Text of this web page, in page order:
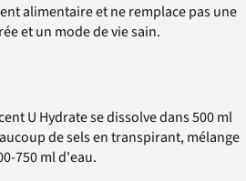
alimentaire et ne remplace pas une
et un mode de vie sain.
U Hydrate se dissolve dans 500 ml
de sels en transpirant, mélange
750 ml d'eau.